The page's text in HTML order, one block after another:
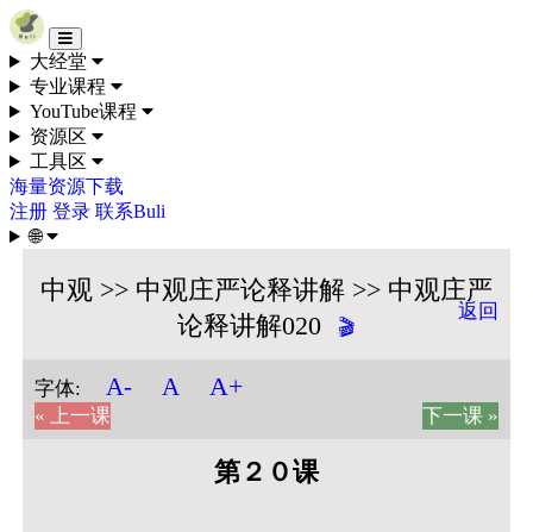
Skip to content
大经堂
专业课程
YouTube课程
资源区
工具区
海量资源下载
注册 登录 联系Buli
🌐
中观 >> 中观庄严论释讲解 >> 中观庄严
论释讲解020
🎬
返回
字体: A- A A+
« 上一课 下一课 »
第２０课